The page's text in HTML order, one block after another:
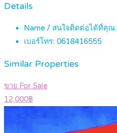
Details
Name / สนใจติดต่อได้ที่คุณ:
เบอร์โทร: 0618416555
Similar Properties
ขาย For Sale
12,000฿